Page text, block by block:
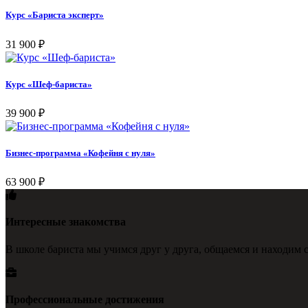
Курс «Бариста эксперт»
31 900 ₽
Курс «Шеф-бариста»
39 900 ₽
Бизнес-программа «Кофейня с нуля»
63 900 ₽
Интересные знакомства
В школе бариста мы учимся друг у друга, общаемся и находим
Профессиональные достижения